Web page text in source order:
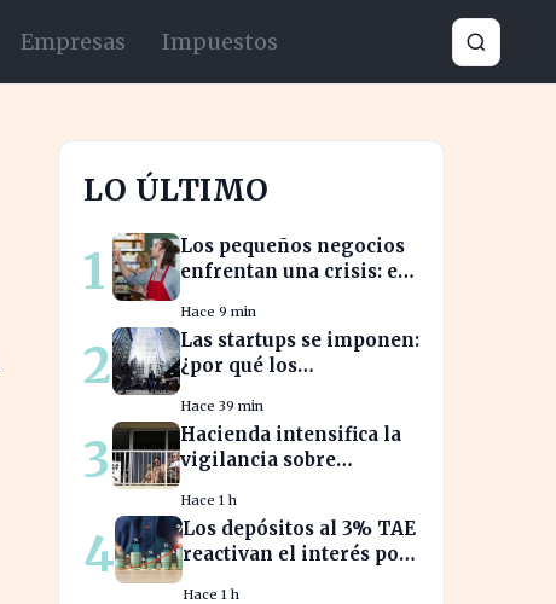
Empresas Impuestos
LO ÚLTIMO
1
Los pequeños negocios
enfrentan una crisis: el
julio
Hace 9 min
2
Las startups se imponen:
¿por qué los
tradicionales quedan
rezagados?
Hace 39 min
3
Hacienda intensifica la
vigilancia sobre
para combatir el fraude
Hace 1 h
4
Los depósitos al 3% TAE
reactivan el interés por
Hace 1 h